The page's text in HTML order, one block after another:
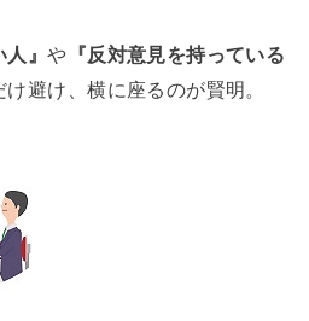
人』や 『反対意見を持っている
避け、横に座るのが賢明。